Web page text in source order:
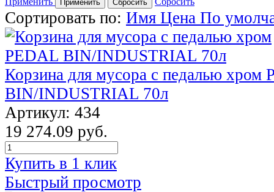
Сортировать по: Имя Цена По
Корзина для мусора с педалью хром
BIN/INDUSTRIAL 70л
Артикул: 434
19 274.09 руб.
Купить в 1 клик
Быстрый просмотр